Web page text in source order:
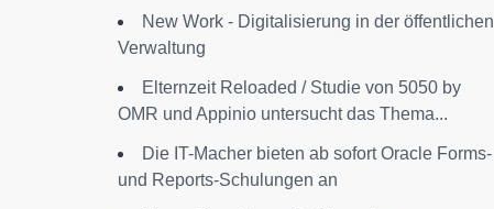
New Work - Digitalisierung in der öffentlichen
Verwaltung
Elternzeit Reloaded / Studie von 5050 by
OMR und Appinio untersucht das Thema...
Die IT-Macher bieten ab sofort Oracle Forms-
und Reports-Schulungen an